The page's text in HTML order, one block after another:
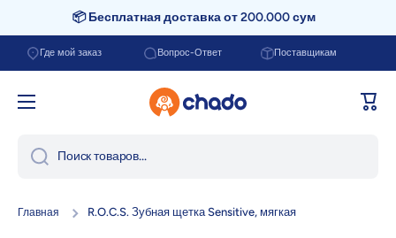
Перейти к содержанию
📦 Бесплатная доставка от 200.000 сум
Где мой заказ Вопрос-Ответ Поставщикам
Поиск товаров...
Главная R.O.C.S. Зубная щетка Sensitive, мягкая